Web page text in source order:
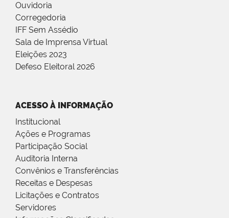
Ouvidoria
Corregedoria
IFF Sem Assédio
Sala de Imprensa Virtual
Eleições 2023
Defeso Eleitoral 2026
ACESSO À INFORMAÇÃO
Institucional
Ações e Programas
Participação Social
Auditoria Interna
Convênios e Transferências
Receitas e Despesas
Licitações e Contratos
Servidores